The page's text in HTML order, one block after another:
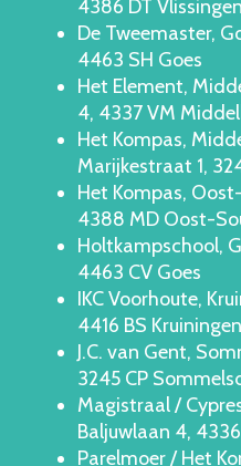
4386 DT Vlissingen
De Tweemaster,
4463 SH Goes
Het Element,
4, 4337 VM
Het Kompas,
Marijkestraat 1,
Het Kompas,
4388 MD Oost-
Holtkampschool,
4463 CV Goes
IKC Voorhoute,
4416 BS Kruiningen
J.C. van Gent,
3245 CP
Magistraal /
Baljuwlaan 4,
Parelmoer / Het